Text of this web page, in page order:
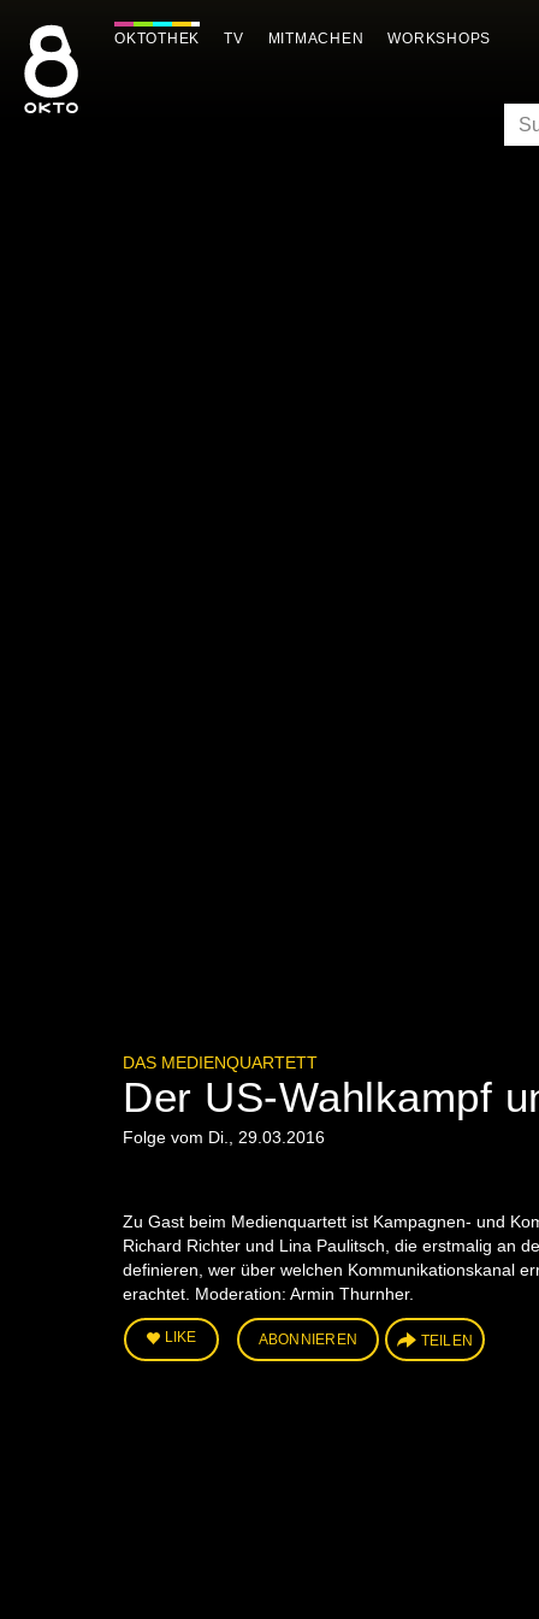
Inhalt
springen
OKTOTHEK TV MITMACHEN WORKSHOPS
DAS MEDIENQUARTETT
Der US-Wahlkampf
Folge vom Di., 29.03.2016
Zu Gast beim Medienquartett ist Kampagnen- und
Richard Richter und Lina Paulitsch, die erstmalig an
definieren, wer über welchen Kommunikationskanal
erachtet. Moderation: Armin Thurnher.
LIKE ABONNIEREN TEILEN